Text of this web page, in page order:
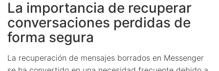
La importancia de recuperar
conversaciones perdidas de
forma segura
La recuperación de mensajes borrados en Messenger